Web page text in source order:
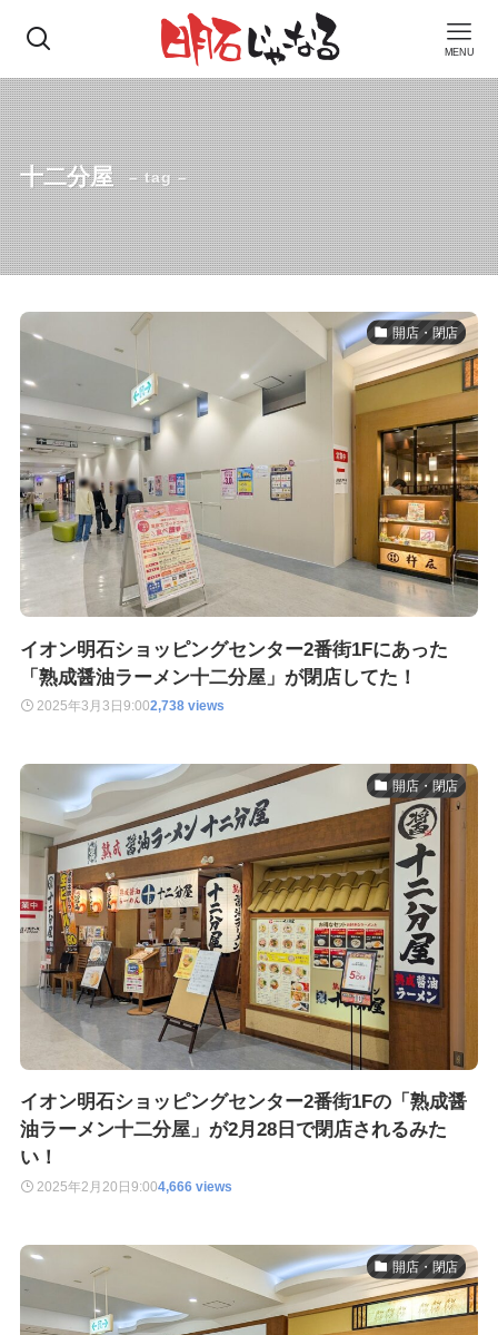
MENU
十二分屋 – tag –
開店・閉店
イオン明石ショッピングセンター2番街1Fにあった
「熟成醤油ラーメン十二分屋」が閉店してた！
2025年3月3日 9:002,738 views
開店・閉店
イオン明石ショッピングセンター2番街1Fの「熟成醤
油ラーメン十二分屋」が2月28日で閉店されるみた
い！
2025年2月20日9:004,666 views
開店・閉店